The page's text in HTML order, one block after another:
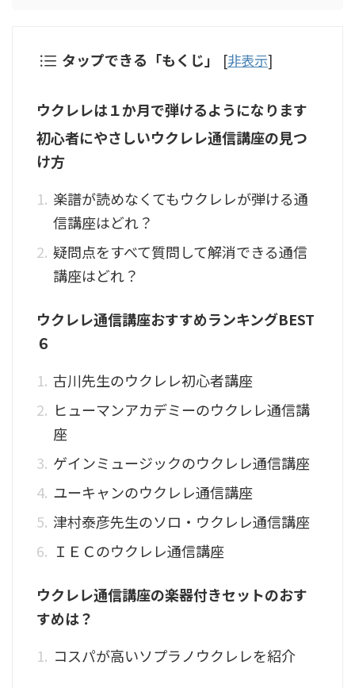
タップできる「もくじ」 [非表示]
ウクレレは１か月で弾けるようになります
初心者にやさしいウクレレ通信講座の見つ
け方
楽譜が読めなくてもウクレレが弾ける通
信講座はどれ？
疑問点をすべて質問して解消できる通信
講座はどれ？
ウクレレ通信講座おすすめランキングBEST
６
古川先生のウクレレ初心者講座
ヒューマンアカデミーのウクレレ通信講
座
ゲインミュージックのウクレレ通信講座
ユーキャンのウクレレ通信講座
津村泰彦先生のソロ・ウクレレ通信講座
ＩＥＣのウクレレ通信講座
ウクレレ通信講座の楽器付きセットのおす
すめは？
コスパが高いソプラノウクレレを紹介